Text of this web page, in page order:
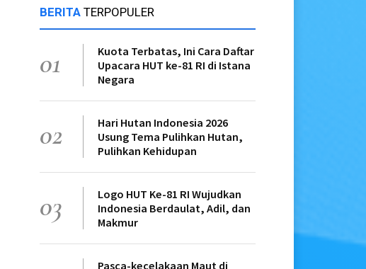
BERITA TERPOPULER
01
Kuota Terbatas, Ini Cara Daftar
Upacara HUT ke-81 RI di Istana
Negara
02
Hari Hutan Indonesia 2026
Usung Tema Pulihkan Hutan,
Pulihkan Kehidupan
03
Logo HUT Ke-81 RI Wujudkan
Indonesia Berdaulat, Adil, dan
Makmur
Pasca-kecelakaan Maut di